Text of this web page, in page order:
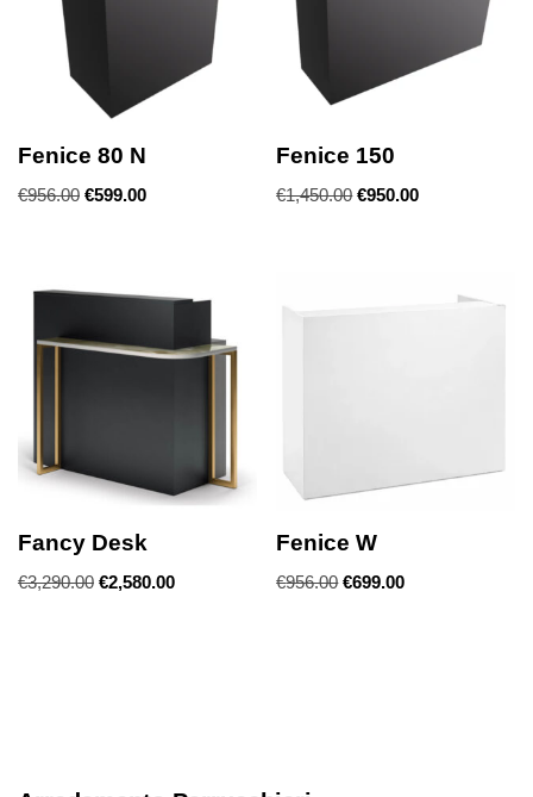
Fenice 80 N
€956.00 €599.00
Fenice 150
€1,450.00 €950.00
Fancy Desk
€3,290.00 €2,580.00
Fenice W
€956.00 €699.00